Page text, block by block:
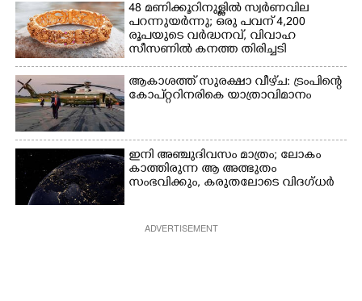
48 മണിക്കൂറിനുള്ളിൽ സ്വർണവില
പറന്നുയർന്നു; ഒരു പവന് 4,200
രൂപയുടെ വർദ്ധനവ്, വിവാഹ
സീസണിൽ കനത്ത തിരിച്ചടി
ആകാശത്ത് സുരക്ഷാ വീഴ്‌ച: ട്രംപിന്റെ
കോ‌പ്‌റ്ററിനരികെ യാത്രാവിമാനം
ഇനി അഞ്ചുദിവസം മാത്രം; ലോകം
കാത്തിരുന്ന ആ അത്ഭുതം
സംഭവിക്കും, കരുതലോടെ വിദഗ്ധർ
ADVERTISEMENT